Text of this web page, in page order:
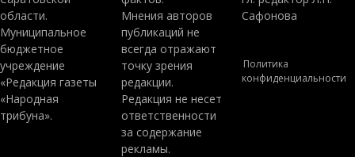
области.
Муниципальное
бюджетное
учреждение
«Редакция газеты
«Народная
трибуна».
Мнения авторов
публикаций не
всегда отражают
точку зрения
редакции.
Редакция не несет
ответственности
за содержание
рекламы.
Сафонова
Политика
конфиденциальности